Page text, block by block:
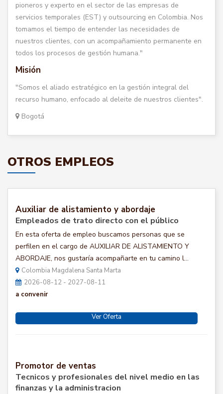
pioneros y experto en el sector de las empresas de
servicios temporales (EST) y outsourcing en Colombia. Nos
tomamos el tiempo de entender las necesidades de
nuestros clientes, con un acompañamiento permanente en
todos los procesos de gestión humana."
Misión
"Somos el aliado estratégico en la gestión integral del
recurso humano, enfocado al deleite de nuestros clientes".
Bogotá
OTROS EMPLEOS
Auxiliar de alistamiento y abordaje
Empleados de trato directo con el público
En esta oferta de empleo buscamos personas que se
perfilen en el cargo de AUXILIAR DE ALISTAMIENTO Y
ABORDAJE, nos gustaría acompañarte en tu camino l...
Colombia Magdalena Santa Marta
2026-08-12 - 2027-08-11
a convenir
Ver Oferta
Promotor de ventas
Tecnicos y profesionales del nivel medio en las
finanzas y la administracion